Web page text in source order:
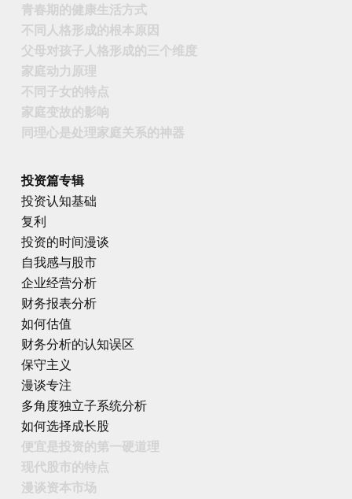
青春期的健康生活方式
不同人格形成的根本原因
父母对孩子人格形成的三个维度
家庭动力原理
不同子女的特点
家庭变故的影响
同理心是处理家庭关系的神器
投资篇专辑
投资认知基础
复利
投资的时间漫谈
自我感与股市
企业经营分析
财务报表分析
如何估值
财务分析的认知误区
保守主义
漫谈专注
多角度独立子系统分析
如何选择成长股
便宜是投资的第一硬道理
现代股市的特点
漫谈资本市场